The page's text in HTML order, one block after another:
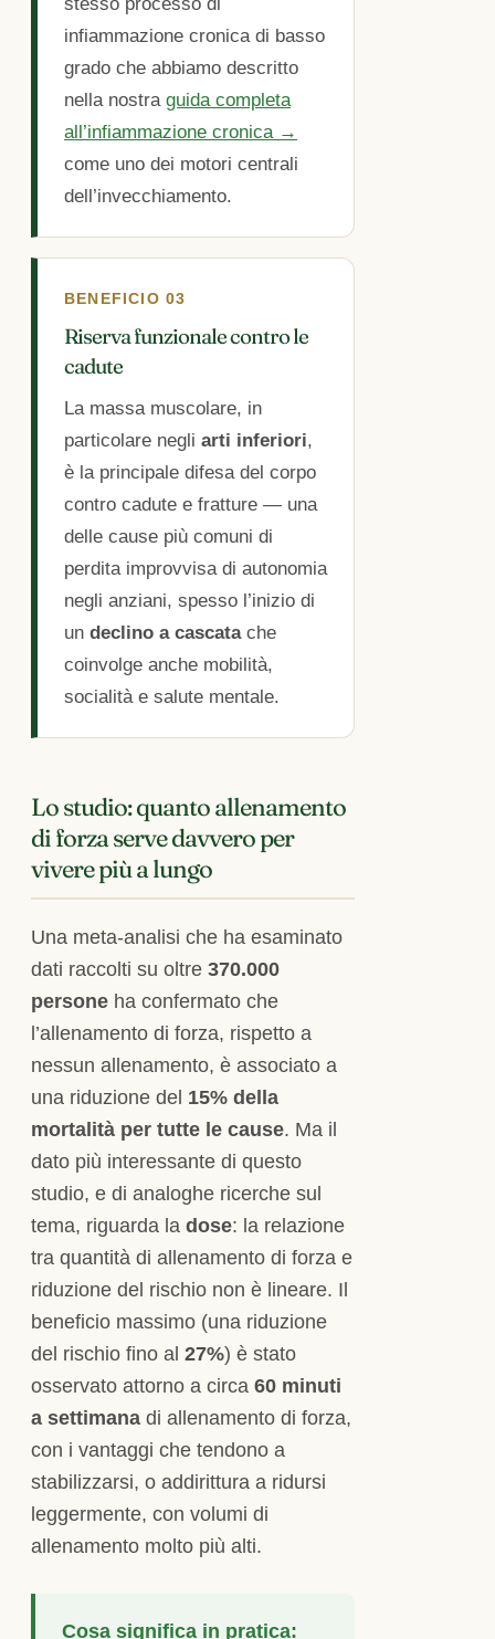
infiammazione cronica di basso
grado che abbiamo descritto
nella nostra guida completa
all’infiammazione cronica →
come uno dei motori centrali
dell’invecchiamento.
BENEFICIO 03
Riserva funzionale contro le
cadute
La massa muscolare, in
particolare negli arti inferiori,
è la principale difesa del corpo
contro cadute e fratture — una
delle cause più comuni di
perdita improvvisa di autonomia
negli anziani, spesso l’inizio di
un declino a cascatache
coinvolge anche mobilità,
socialità e salute mentale.
Lo studio: quanto allenamento
di forza serve davvero per
vivere più a lungo
Una meta-analisi che ha esaminato
dati raccolti su oltre 370.000
persone ha confermato che
l’allenamento di forza, rispetto a
nessun allenamento, è associato a
una riduzione del 15% della
mortalità per tutte le cause. Ma il
dato più interessante di questo
studio, e di analoghe ricerche sul
tema, riguarda la dose: la relazione
tra quantità di allenamento di forza e
riduzione del rischio non è lineare. Il
beneficio massimo (una riduzione
del rischio fino al 27%) è stato
osservato attorno a circa 60 minuti
a settimana di allenamento di forza,
con i vantaggi che tendono a
stabilizzarsi, o addirittura a ridursi
leggermente, con volumi di
allenamento molto più alti.
Cosa significa in pratica: